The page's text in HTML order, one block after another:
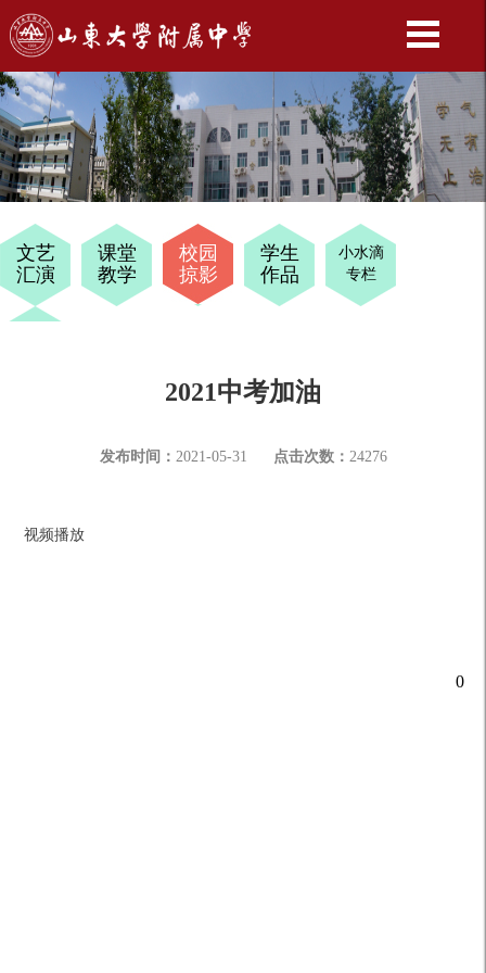
文艺
汇演
课堂
教学
校园
掠影
学生
作品
小水滴
专栏
2021中考加油
发布时间： 2021-05-31 点击次数： 24276
视频播放
0